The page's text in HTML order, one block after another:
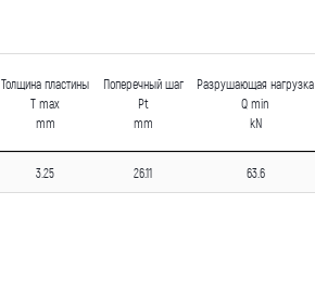
Толщина пластины
T max
mm
Поперечный шаг
Pt
mm
Разрушающая нагрузка
Q min
kN
3.25 26.11 63.6